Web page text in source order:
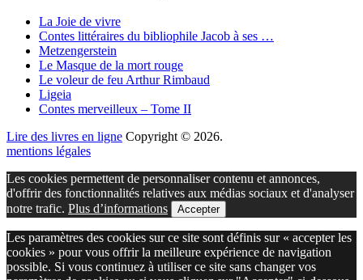
La Joie de vivre
Contes littéraires du bibliophile Jacob à ses …
Metzengerstein
Le Masque de la mort rouge
Le voleur de feu Arthur Rimbaud
Ligeia
Contes merveilleux – Tome II
Lire des livres en ligne Copyright © 2026.
mentions légales
Les cookies permettent de personnaliser contenu et annonces,
d'offrir des fonctionnalités relatives aux médias sociaux et d'analyser
notre trafic. Plus d’informations Accepter
Les paramètres des cookies sur ce site sont définis sur « accepter les
cookies » pour vous offrir la meilleure expérience de navigation
possible. Si vous continuez à utiliser ce site sans changer vos